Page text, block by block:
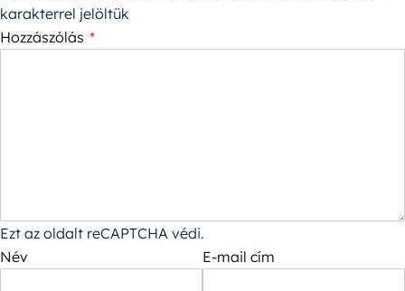
karakterrel jelöltük
Hozzászólás *
Ezt az oldalt reCAPTCHA védi.
Név
E-mail cím